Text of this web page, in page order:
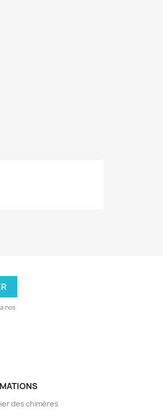
nos
des chimères